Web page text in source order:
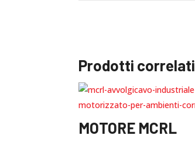
Prodotti correlati
MOTORE MCRL